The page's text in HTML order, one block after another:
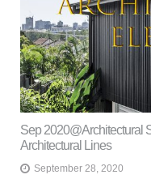
Sep 2020@Architectural
Architectural Lines
September 28, 2020